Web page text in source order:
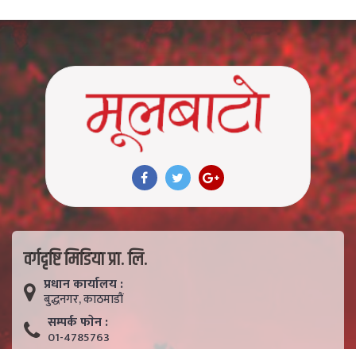
वर्गदृष्टि मिडिया प्रा. लि.
प्रधान कार्यालय :
बुद्धनगर, काठमाडाैं
सम्पर्क फाेन :
01-4785763